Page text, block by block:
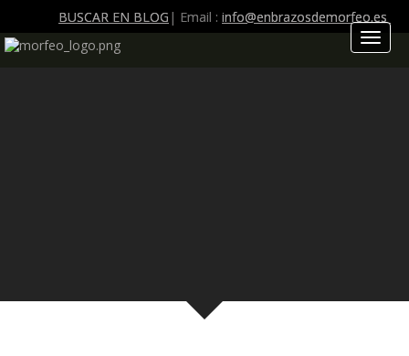
BUSCAR EN BLOG | Email : info@enbrazosdemorfeo.es